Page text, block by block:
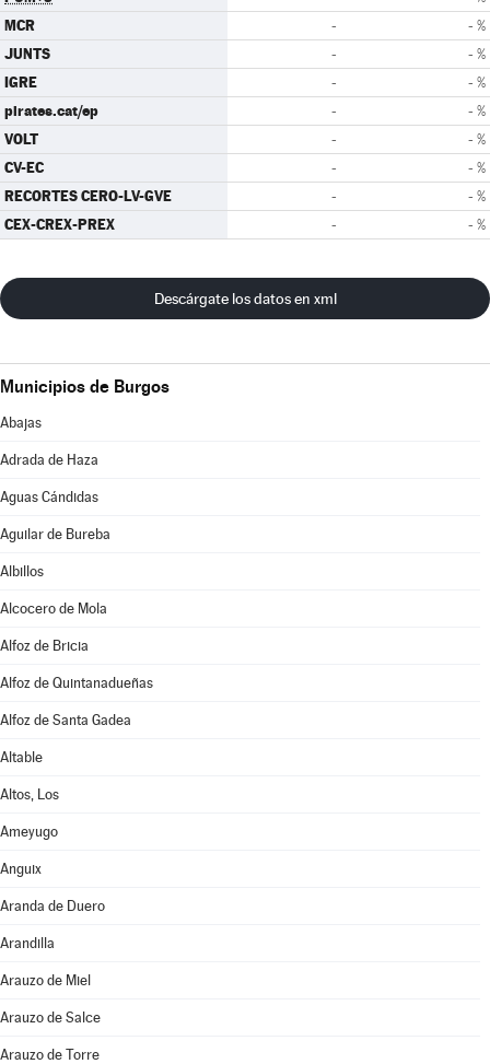
MCR - - %
JUNTS - - %
IGRE - - %
pirates.cat/ep - - %
VOLT - - %
CV-EC - - %
RECORTES CERO-LV-GVE - - %
CEX-CREX-PREX - - %
Descárgate los datos en xml
Municipios de Burgos
Abajas
Adrada de Haza
Aguas Cándidas
Aguilar de Bureba
Albillos
Alcocero de Mola
Alfoz de Bricia
Alfoz de Quintanadueñas
Alfoz de Santa Gadea
Altable
Altos, Los
Ameyugo
Anguix
Aranda de Duero
Arandilla
Arauzo de Miel
Arauzo de Salce
Arauzo de Torre